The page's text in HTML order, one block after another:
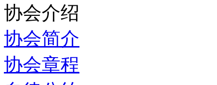
协会介绍
协会简介
协会章程